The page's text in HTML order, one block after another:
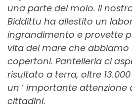
una parte del molo. Il
Biddittu ha allestito un
ingrandimento e provette
vita del mare che
copertoni. Pantelleria ci
risultato a terra, oltre
un ‘ importante attenzione
cittadini.